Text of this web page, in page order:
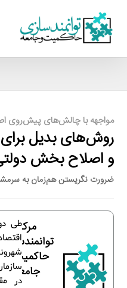
مواجهه با چالش‌های پیش‌روی
روش‌های بدیل
و اصلاح بخش
ضرورت نگریستن هم‌زمان به
طی
در
مرکز
توانمندسازی
حاکمیت و
جامعه